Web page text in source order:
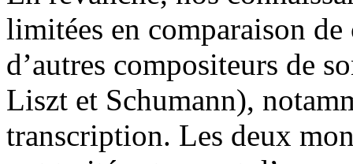
limitées en comparaison de
d’autres compositeurs de
Liszt et Schumann),
transcription. Les deux